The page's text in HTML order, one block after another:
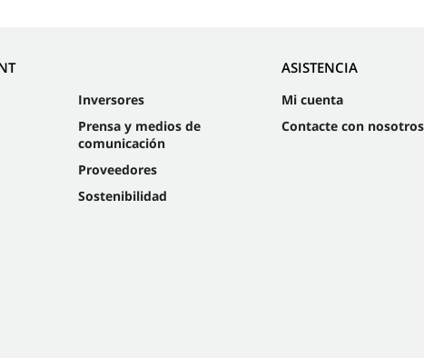
Inversores
Prensa y medios de
comunicación
Proveedores
Sostenibilidad
ASISTENCIA
Mi cuenta
Contacte con nosotros